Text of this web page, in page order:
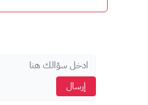
إرسال